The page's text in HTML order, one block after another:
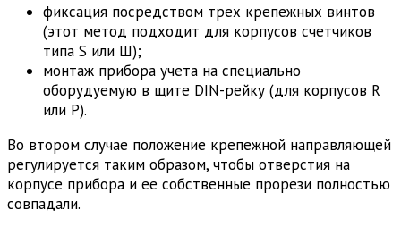
фиксация посредством трех крепежных винтов
(этот метод подходит для корпусов счетчиков
типа S или Ш);
монтаж прибора учета на специально
оборудуемую в щите DIN-рейку (для корпусов R
или P).
Во втором случае положение крепежной направляющей
регулируется таким образом, чтобы отверстия на
корпусе прибора и ее собственные прорези полностью
совпадали.